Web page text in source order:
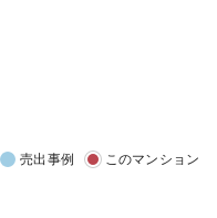
売出事例 このマンション